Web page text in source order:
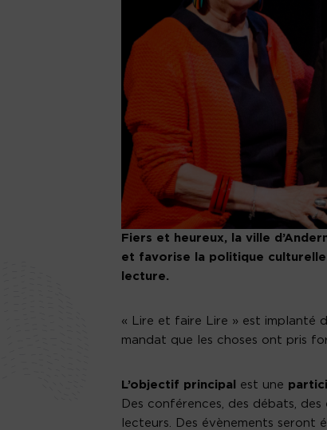
Fiers et heureux, la ville
et favorise la politique
lecture.
« Lire et faire Lire » est implanté
mandat que les choses ont pris
L’objectif principal est une
Des conférences, des débats,
lecteurs. Des évènements seront